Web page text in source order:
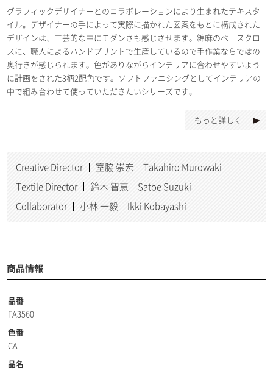
グラフィックデザイナーとのコラボレーションにより生まれたテキスタ
イル。デザイナーの手によって実際に描かれた図案をもとに構成された
デザインは、工芸的な中にモダンさも感じさせます。綿麻のベースクロ
スに、職人によるハンドプリントで生産しているので手作業ならではの
奥行きが感じられます。色がありながらインテリアに合わせやすいよう
に計画をされた3柄2配色です。ソフトファニシングとしてインテリアの
中で組み合わせて使っていただきたいシリーズです。
もっと詳しく
Creative Director 室脇 崇宏 Takahiro Murowaki
Textile Director 鈴木 智恵 Satoe Suzuki
Collaborator 小林 一毅 Ikki Kobayashi
商品情報
品番
FA3560
色番
CA
品名